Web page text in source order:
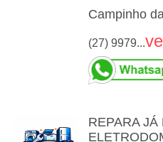
Campinho
(27) 9979...
REPARA